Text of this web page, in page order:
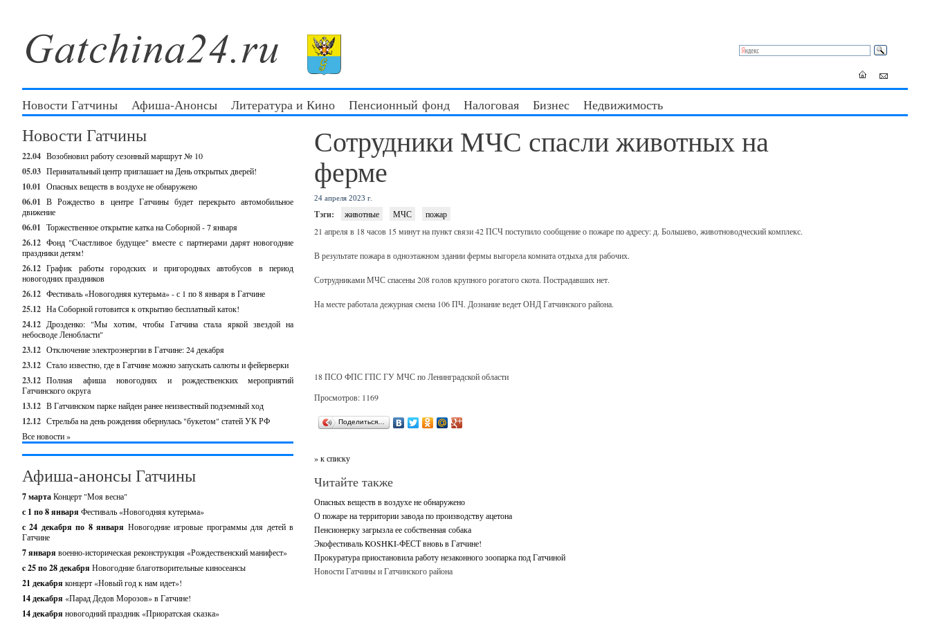
Новости Гатчины Афиша-Анонсы Литература и Кино Пенсионный фонд Налоговая Бизнес Недвижимость
Новости Гатчины
22.04 Возобновил работу сезонный маршрут № 10
05.03 Перинатальный центр приглашает на День открытых дверей!
10.01 Опасных веществ в воздухе не обнаружено
06.01 В Рождество в центре Гатчины будет перекрыто автомобильное
движение
06.01 Торжественное открытие катка на Соборной - 7 января
26.12 Фонд "Счастливое будущее" вместе с партнерами дарят новогодние
праздники детям!
26.12 График работы городских и пригородных автобусов в период
новогодних праздников
26.12 Фестиваль «Новогодняя кутерьма» - с 1 по 8 января в Гатчине
25.12 На Соборной готовится к открытию бесплатный каток!
24.12 Дрозденко: "Мы хотим, чтобы Гатчина стала яркой звездой на
небосводе Ленобласти"
23.12 Отключение электроэнергии в Гатчине: 24 декабря
23.12 Стало известно, где в Гатчине можно запускать салюты и фейерверки
23.12 Полная афиша новогодних и рождественских мероприятий
Гатчинского округа
13.12 В Гатчинском парке найден ранее неизвестный подземный ход
12.12 Стрельба на день рождения обернулась "букетом" статей УК РФ
Все новости »
Афиша-анонсы Гатчины
7 мартаКонцерт "Моя весна"
с 1 по 8 января Фестиваль «Новогодняя кутерьма»
с 24 декабря по 8 января Новогодние игровые программы для детей в
Гатчине
7 января военно-историческая реконструкция «Рождественский манифест»
c 25 по 28 декабря Новогодние благотворительные киносеансы
21 декабря концерт «Новый год к нам идет»!
14 декабря «Парад Дедов Морозов» в Гатчине!
14 декабря новогодний праздник «Приоратская сказка»
Сотрудники МЧС спасли животных на
ферме
24 апреля 2023 г.
Тэги: животные МЧС
пожар
21 апреля в 18 часов 15 минут на пункт связи 42 ПСЧ поступило сообщение о пожаре по адресу: д. Большево, животноводческий комплекс.
В результате пожара в одноэтажном здании фермы выгорела комната отдыха для рабочих.
Сотрудниками МЧС спасены 208 голов крупного рогатого скота. Пострадавших нет.
На месте работала дежурная смена 106 ПЧ. Дознание ведет ОНД Гатчинского района.
18 ПСО ФПС ГПС ГУ МЧС по Ленинградской области
Просмотров: 1169
Поделиться…
» к списку
Читайте также
Опасных веществ в воздухе не обнаружено
О пожаре на территории завода по производству ацетона
Пенсионерку загрызла ее собственная собака
Экофестиваль KOSHKI-ФЕСТ вновь в Гатчине!
Прокуратура приостановила работу незаконного зоопарка под Гатчиной
Новости Гатчины и Гатчинского района